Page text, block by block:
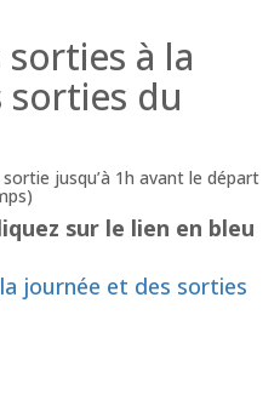
à la
du
jusqu’à 1h avant le départ
sur le lien en bleu
journée et des sorties